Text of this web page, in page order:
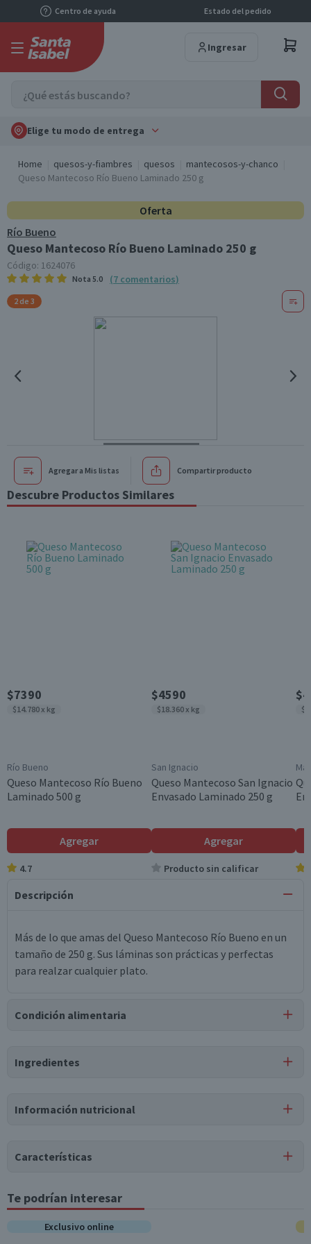
Centro de ayuda Estado del pedido
Ingresar
Elige tu modo de entrega
Home quesos-y-fiambres quesos
mantecosos-y-chanco
Queso Mantecoso Río Bueno Laminado 250 g
Oferta
Río Bueno
Queso Mantecoso Río Bueno Laminado 250 g
Código: 1624076
Nota 5.0 (7 comentarios)
2 de 3
Agregar a Mis listas Compartir producto
Descubre Productos Similares
$7390
$14.780 x kg
Río Bueno
Queso Mantecoso Río Bueno
Laminado 500 g
Agregar
4.7
$4590
$18.360 x kg
San Ignacio
Queso Mantecoso San Ignacio
Envasado Laminado 250 g
Agregar
Producto sin calificar
Descripción
Más de lo que amas del Queso Mantecoso Río Bueno en un
tamaño de 250 g. Sus láminas son prácticas y perfectas
para realzar cualquier plato.
Condición alimentaria
Ingredientes
Información nutricional
Tabla nutricional
Valores
Características
Tipo de Producto
Queso Mantecoso
Pack-Unitario
Te podrían interesar
Exclusivo online